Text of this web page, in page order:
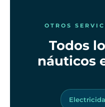
OTROS
Todos
náuticos